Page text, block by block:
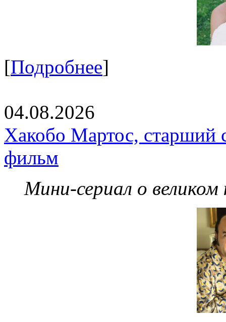
[Подробнее]
04.08.2026
Хакобо Мартос, старший
фильм
Мини-сериал о великом